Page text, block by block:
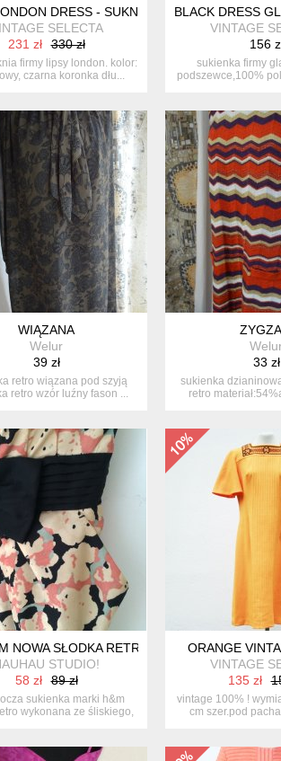
DRESS - SUKNIA WIECZOROWA
SELECTA
231 zł
330 zł
firmy lipsy london. kolor:
czarna koronka dłu...
BLACK DRESS
VINTAGE
156
sukienka firmy
podszewce,100%
WIĄZANA
Welur
39 zł
retro wiązana pod szyją
retro wzór luźny fason ...
33 zł
sukienka
retro
NOWA SŁODKA RETRO
STUDIO!
58 zł
89 zł
sukienka marki h&m
wykonana ze śliskiego,
ORANGE
VINTAGE
135 zł
vintage 100% !
cm szer.pod